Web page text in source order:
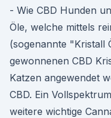
- Wie CBD Hunden
Öle, welche mittels
(sogenannte "Kristall
gewonnenen CBD
Katzen angewendet
CBD. Ein
weitere wichtige